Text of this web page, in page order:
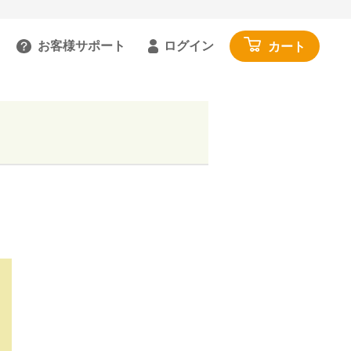
お客様サポート ログイン カート